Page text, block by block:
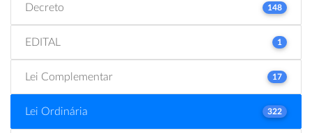
Decreto 148
EDITAL 1
Lei Complementar 17
Lei Ordinária 322